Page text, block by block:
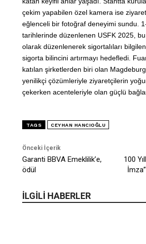
çekim yapabilen özel kamera ise
eğlenceli bir fotoğraf deneyimi sundu.
tarihlerinde düzenlenen USFK 2025, bu
olarak düzenlenerek sigortalıları
sigorta bilincini artırmayı hedefledi.
katılan şirketlerden biri olan
yenilikçi çözümleriyle ziyaretçilerin
çekerken acenteleriyle olan güçlü
TAGS CEYHAN HANCIOĞLU
Önceki İçerik
Garanti BBVA Emeklilik’e,
ödül
100
İLGİLİ HABERLER